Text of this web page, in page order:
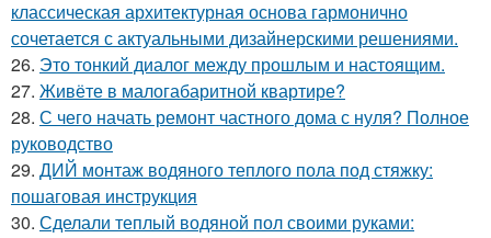
классическая архитектурная основа гармонично
сочетается с актуальными дизайнерскими решениями.
26. Это тонкий диалог между прошлым и настоящим.
27. Живёте в малогабаритной квартире?
28. С чего начать ремонт частного дома с нуля? Полное
руководство
29. ДИЙ монтаж водяного теплого пола под стяжку:
пошаговая инструкция
30. Сделали теплый водяной пол своими руками: